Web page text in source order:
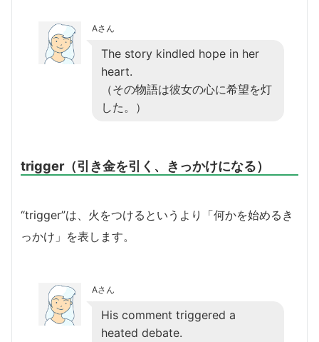
Aさん
The story kindled hope in her
heart.
（その物語は彼女の心に希望を灯
した。）
trigger（引き金を引く、きっかけになる）
“trigger”は、火をつけるというより「何かを始めるき
っかけ」を表します。
Aさん
His comment triggered a
heated debate.